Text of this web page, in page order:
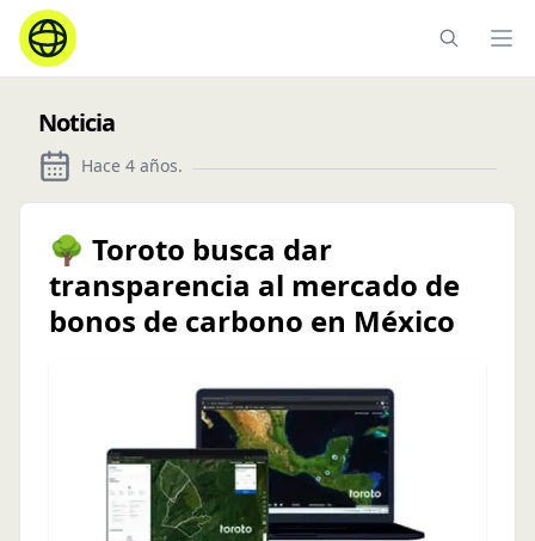
Noticia
Hace 4 años.
🌳 Toroto busca dar
transparencia al mercado de
bonos de carbono en México